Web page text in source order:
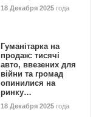
18 Декабря 2025 года
Гуманітарка на
продаж: тисячі
авто, ввезених для
війни та громад
опинилися на
ринку…
18 Декабря 2025 года